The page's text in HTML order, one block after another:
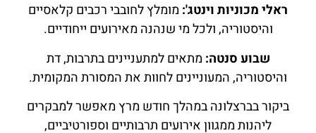
ראלי מכוניות וינטג': מומלץ לחובבי רכבים קלאסיים
והיסטוריה, ולכל מי שנהנה מאירועים ייחודיים.
שבוע סנטה: מתאים למתעניינים בתרבות, דת
והיסטוריה, המעוניינים לחוות את המסורת המקומית.
ביקור בברצלונה במהלך חודש מרץ מאפשר למבקרים
ליהנות ממגוון אירועים תרבותיים וספורטיביים,